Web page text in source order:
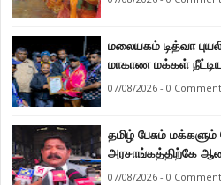
மலையகம் டித்வா
மாகாண மக்கள்
மக்கள் ஒருபோதும்
07/08/2026 - 0
தமிழ் பேசும்
அரசாங்கத்திற்கே
கடற்றொழில் அமைச்சர்
07/08/2026 - 0